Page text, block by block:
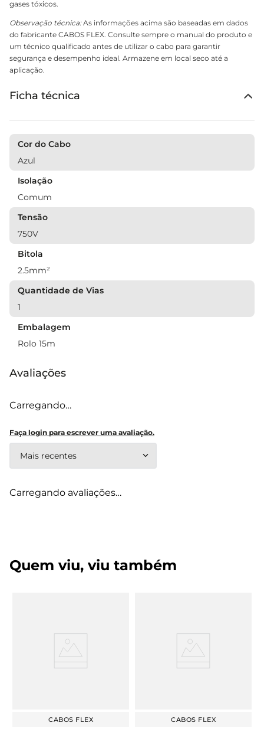
gases tóxicos.
Observação técnica:As informações acima são baseadas em dados
do fabricante CABOS FLEX. Consulte sempre o manual do produto e
um técnico qualificado antes de utilizar o cabo para garantir
segurança e desempenho ideal. Armazene em local seco até a
aplicação.
Ficha técnica
Cor do Cabo
Azul
Isolação
Comum
Tensão
750V
Bitola
2.5mm²
Quantidade de Vias
1
Embalagem
Rolo 15m
Avaliações
Carregando…
Faça login para escrever uma avaliação.
Mais recentes
Carregando avaliações…
Quem viu, viu também
CABOS FLEX CABOS FLEX